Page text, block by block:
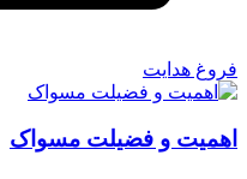
فروغ هدایت
اهمیت و فضیلت مسواک